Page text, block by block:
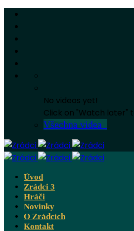
No videos yet!
Click on "Watch later"
Všechna videa
Úvod
Zrádci 3
Hráči
Novinky
O Zrádcích
Kontakt